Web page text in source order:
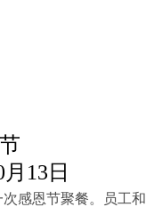
13日
感恩节聚餐。员工和